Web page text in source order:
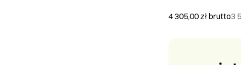
4 305,00 zł brutto3